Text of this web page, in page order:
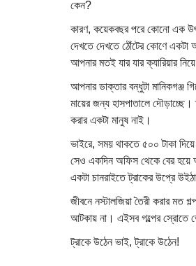
কেন?
কারণ, কয়েকবছর পরে কোনো এক
দেখতে দেখতে ঠোঁটের কোণে একটা
আপনার মতই যার যার ক্যারিয়ার
আপনার ডাক্তার বন্ধুটা মানিকগঞ্জ
মায়ের জন্য হাসপাতালে দৌড়াচ্ছে।
করার একটা মানুষ নাই।
ভাইরে, সময় থাকতে ৫০০ টাকা দিয়ে
সেও একদিন অফিস থেকে বের হয়ে
একটা চানরাইতে ট্রাকের উপ্রে উইঠা
জীবনে নস্টালজিয়া তৈরী করার মত
আটকায় না। এইসব গল্পের স্রোতে
ট্রাকে উঠেন ভাই, ট্রাকে উঠেন!